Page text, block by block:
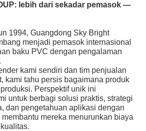
lebih dari sekadar pemasok —
1994, Guangdong Sky Bright
menjadi pemasok internasional
baku PVC dengan pengalaman
kami sendiri dan tim penjualan
kami tahu persis bagaimana produk
Perspektif unik ini
untuk berbagi solusi praktis, strategi
dan pengetahuan aplikasi dengan
mereka menurunkan biaya